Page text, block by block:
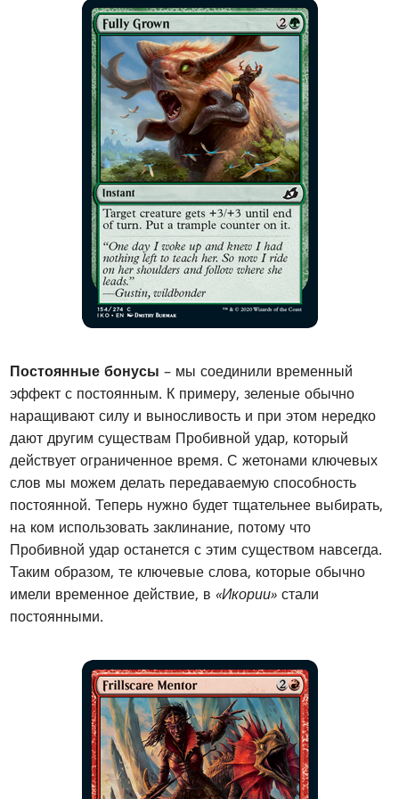
Постоянные бонусы– мы соединили временный
эффект с постоянным. К примеру, зеленые обычно
наращивают силу и выносливость и при этом нередко
дают другим существам Пробивной удар, который
действует ограниченное время. С жетонами ключевых
слов мы можем делать передаваемую способность
постоянной. Теперь нужно будет тщательнее выбирать,
на ком использовать заклинание, потому что
Пробивной удар останется с этим существом навсегда.
Таким образом, те ключевые слова, которые обычно
имели временное действие, в«Икории» стали
постоянными.